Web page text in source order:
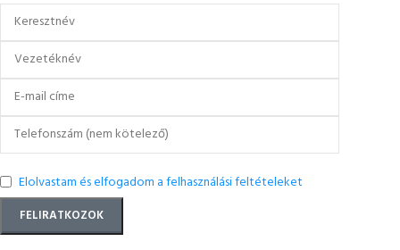
Elolvastam és elfogadom a felhasználási feltételeket